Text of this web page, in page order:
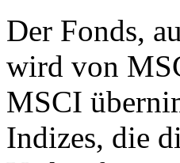
Der Fonds,
wird von
MSCI
Indizes, die